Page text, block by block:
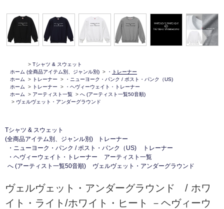
ホーム
> Tシャツ & スウェット
(全商品アイテム別、ジャンル別) > ・
トレーナー
ホーム
> トレーナー >
・ニューヨーク・パンク / ポスト・パンク（US)
ホーム
> トレーナー >
・ヘヴィーウェイト・トレーナー
ホーム
> アーティスト一覧 > へ (アーティスト一覧50音順)
> ヴェルヴェット・アンダーグラウンド
Tシャツ & スウェット
(全商品アイテム別、ジャンル別)
トレーナー
・ニューヨーク・パンク / ポスト・パンク（US)
トレーナー
・ヘヴィーウェイト・トレーナー
アーティスト一覧
へ (アーティスト一覧50音順)
ヴェルヴェット・アンダーグラウンド
ヴェルヴェット・アンダーグラウンド / ホワ
イト・ライト/ホワイト・ヒート －ヘヴィーウ